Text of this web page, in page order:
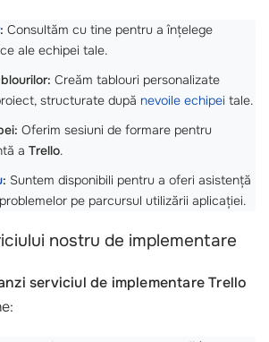
: Consultăm cu tine pentru a înțelege
ale echipei tale.
Creăm tablouri personalizate
structurate după nevoile echipei tale.
Oferim sesiuni de formare pentru
a Trello.
: Suntem disponibili pentru a oferi asistență
pe parcursul utilizării aplicației.
nostru de implementare
serviciul de implementare Trello